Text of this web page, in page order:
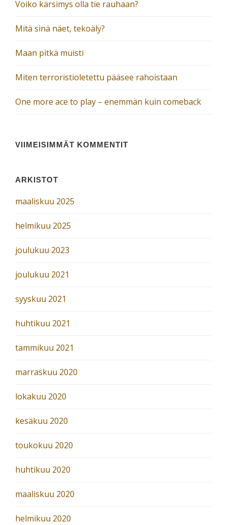
Voiko kärsimys olla tie rauhaan?
Mitä sinä näet, tekoäly?
Maan pitkä muisti
Miten terroristioletettu pääsee rahoistaan
One more ace to play – enemmän kuin comeback
VIIMEISIMMÄT KOMMENTIT
ARKISTOT
maaliskuu 2025
helmikuu 2025
joulukuu 2023
joulukuu 2021
syyskuu 2021
huhtikuu 2021
tammikuu 2021
marraskuu 2020
lokakuu 2020
kesäkuu 2020
toukokuu 2020
huhtikuu 2020
maaliskuu 2020
helmikuu 2020